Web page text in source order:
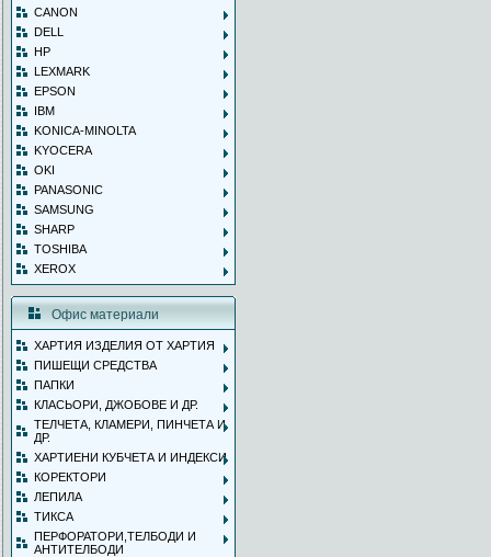
CANON
DELL
HP
LEXMARK
EPSON
IBM
KONICA-MINOLTA
KYOCERA
OKI
PANASONIC
SAMSUNG
SHARP
TOSHIBA
XEROX
Офис материали
ХАРТИЯ ИЗДЕЛИЯ ОТ ХАРТИЯ
ПИШЕЩИ СРЕДСТВА
ПАПКИ
КЛАСЬОРИ, ДЖОБОВЕ И ДР.
ТЕЛЧЕТА, КЛАМЕРИ, ПИНЧЕТА И
ДР.
ХАРТИЕНИ КУБЧЕТА И ИНДЕКСИ
КОРЕКТОРИ
ЛЕПИЛА
ТИКСА
ПЕРФОРАТОРИ,ТЕЛБОДИ И
АНТИТЕЛБОДИ